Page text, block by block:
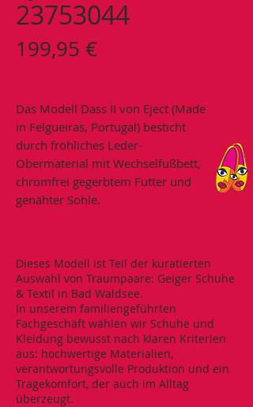
23753044
199,95 €Preis
Das Modell Dass II von Eject (Made
in Felgueiras, Portugal) besticht
durch fröhliches Leder-
Obermaterial mit Wechselfußbett,
chromfrei gegerbtem Futter und
genähter Sohle.
Dieses Modell ist Teil der kuratierten
Auswahl von Traumpaare: Geiger Schuhe
& Textil in Bad Waldsee.
In unserem familiengeführten
Fachgeschäft wählen wir Schuhe und
Kleidung bewusst nach klaren Kriterien
aus: hochwertige Materialien,
verantwortungsvolle Produktion und ein
Tragekomfort, der auch im Alltag
überzeugt.